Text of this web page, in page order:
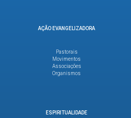
AÇÃO EVANGELIZADORA
Pastorais
Movimentos
Associações
Organismos
ESPIRITUALIDADE